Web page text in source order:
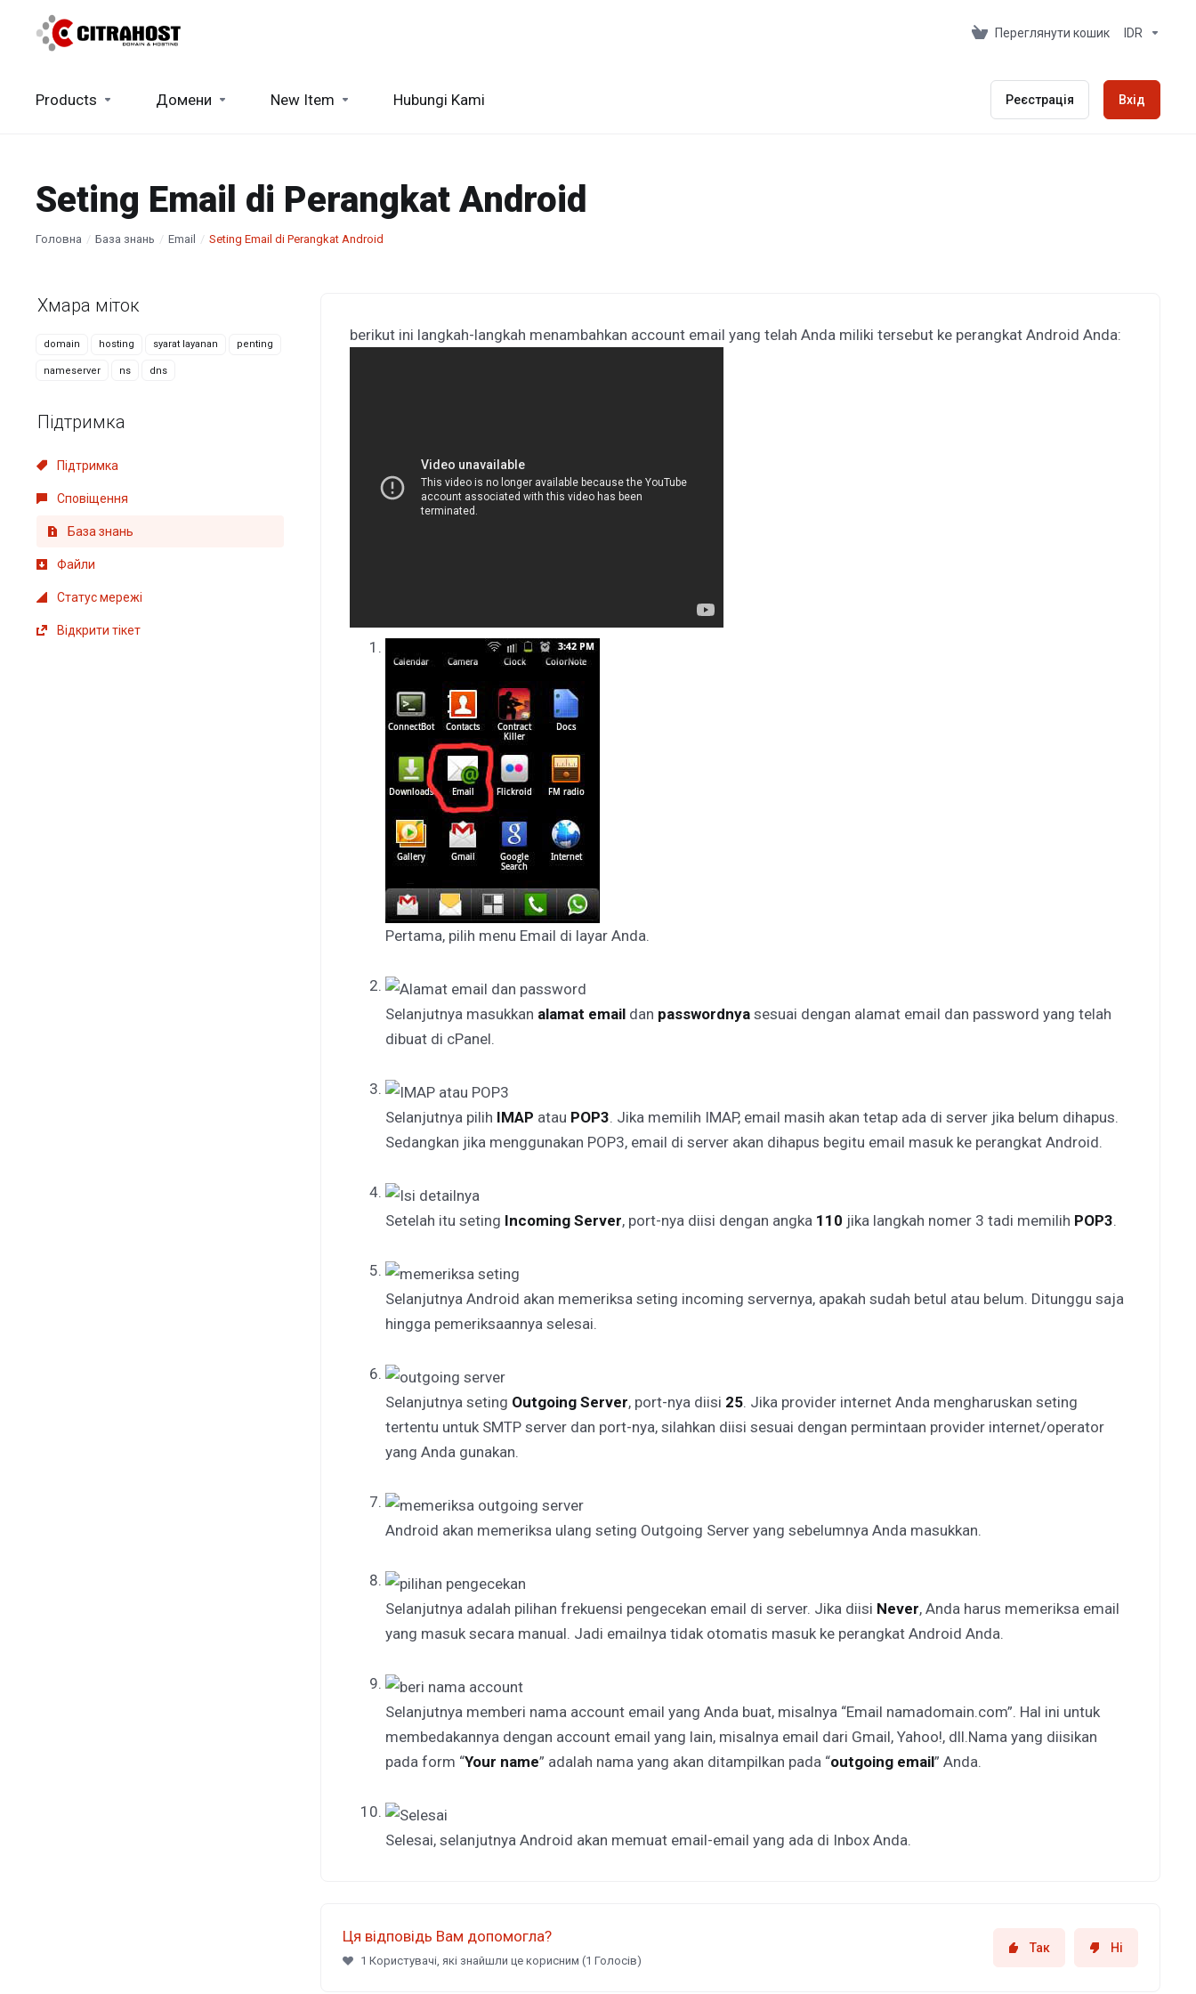
Переглянути кошик IDR
Products Домени New Item Hubungi Kami Реєстрація Вхід
Seting Email di Perangkat Android
Головна База знань Email Seting Email di Perangkat Android
Хмара міток
domain hosting syarat layanan penting
nameserver ns dns
Підтримка
Підтримка
Сповіщення
База знань
Файли
Статус мережі
Відкрити тікет
berikut ini langkah-langkah menambahkan account email yang telah Anda miliki tersebut ke perangkat Android Anda:
Pertama, pilih menu Email di layar Anda.
Selanjutnya masukkan alamat email dan passwordnya sesuai dengan alamat email dan password yang telah
dibuat di cPanel.
Selanjutnya pilih IMAP atau POP3. Jika memilih IMAP, email masih akan tetap ada di server jika belum dihapus.
Sedangkan jika menggunakan POP3, email di server akan dihapus begitu email masuk ke perangkat Android.
Setelah itu seting Incoming Server, port-nya diisi dengan angka 110 jika langkah nomer 3 tadi memilih POP3.
Selanjutnya Android akan memeriksa seting incoming servernya, apakah sudah betul atau belum. Ditunggu saja
hingga pemeriksaannya selesai.
Selanjutnya seting Outgoing Server, port-nya diisi 25. Jika provider internet Anda mengharuskan seting
tertentu untuk SMTP server dan port-nya, silahkan diisi sesuai dengan permintaan provider internet/operator
yang Anda gunakan.
Android akan memeriksa ulang seting Outgoing Server yang sebelumnya Anda masukkan.
Selanjutnya adalah pilihan frekuensi pengecekan email di server. Jika diisi Never, Anda harus memeriksa email
yang masuk secara manual. Jadi emailnya tidak otomatis masuk ke perangkat Android Anda.
Selanjutnya memberi nama account email yang Anda buat, misalnya “Email namadomain.com”. Hal ini untuk
membedakannya dengan account email yang lain, misalnya email dari Gmail, Yahoo!, dll.Nama yang diisikan
pada form “Your name” adalah nama yang akan ditampilkan pada “outgoing email” Anda.
Selesai, selanjutnya Android akan memuat email-email yang ada di Inbox Anda.
Ця відповідь Вам допомогла?
1 Користувачі, які знайшли це корисним (1 Голосів)
Так Ні